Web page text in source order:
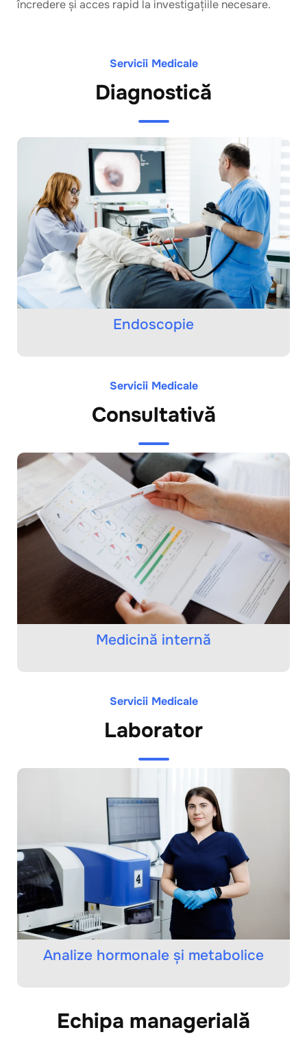
încredere și acces rapid la investigațiile necesare.
Servicii Medicale
Diagnostică
Endoscopie
Servicii Medicale
Consultativă
Medicină internă
Servicii Medicale
Laborator
Analize hormonale și metabolice
Echipa managerială